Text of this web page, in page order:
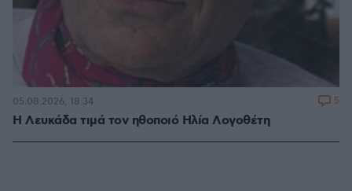
Η Λευκάδα τιμά τον ηθοποιό Ηλία Λογοθέτη
05.08.2026, 18:34 5